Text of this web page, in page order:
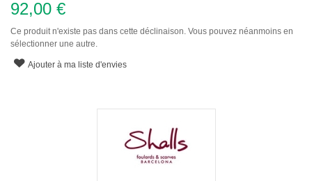
92,00 €
Ce produit n'existe pas dans cette déclinaison. Vous pouvez néanmoins en
sélectionner une autre.
Ajouter à ma liste d'envies